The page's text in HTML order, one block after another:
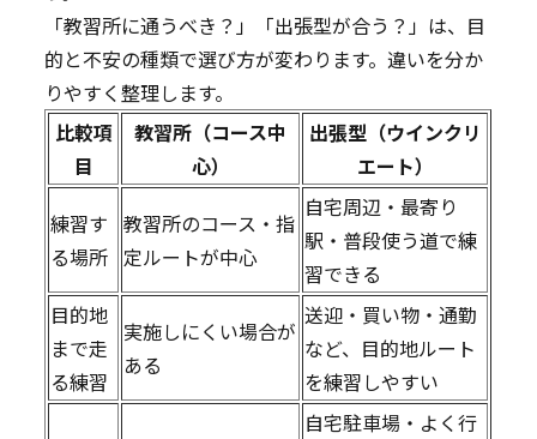
「教習所に通うべき？」「出張型が合う？」は、目
的と不安の種類で選び方が変わります。違いを分か
りやすく整理します。
比較項
目
教習所（コース中
心）
出張型（ウインクリ
エート）
練習す
る場所
教習所のコース・指
定ルートが中心
自宅周辺・最寄り
駅・普段使う道で練
習できる
目的地
まで走
る練習
実施しにくい場合が
ある
送迎・買い物・通勤
など、目的地ルート
を練習しやすい
自宅駐車場・よく行